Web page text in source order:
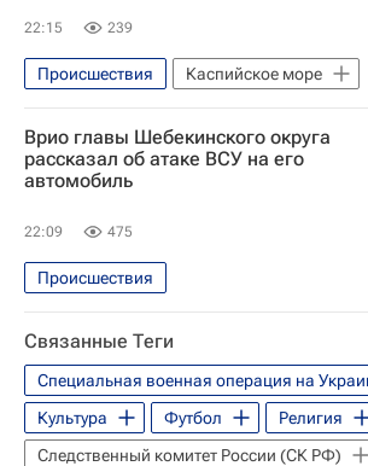
22:15 239
Происшествия
Каспийское море
Республика Дагестан
Россия
Врио главы Шебекинского округа
рассказал об атаке ВСУ на его
автомобиль
22:09 475
Происшествия
Специальная военная операция на
Белгородская область
Шебекинский район
Россия
Вооруженные силы Украины
Связанные Теги
Специальная военная операция на
Культура
Футбол Религия
Следственный комитет России (СК РФ)